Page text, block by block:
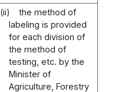
(ii)
the method of
labeling is provided
for each division of
the method of
testing, etc. by the
Minister of
Agriculture, Forestry